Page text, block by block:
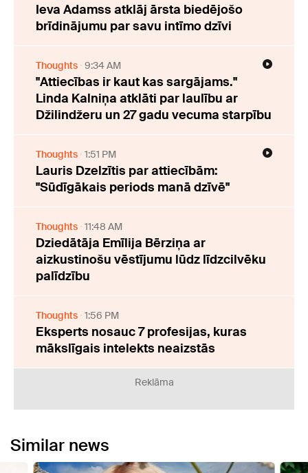
Ieva Adamss atklāj ārsta biedējošo
brīdinājumu par savu intīmo dzīvi
Thoughts 9:34 AM
"Attiecības ir kaut kas sargājams."
Linda Kalniņa atklāti par laulību ar
Džilindžeru un 27 gadu vecuma starpību
Thoughts 1:51 PM
Lauris Dzelzītis par attiecībām:
"Sūdīgākais periods manā dzīvē"
Thoughts 11:48 AM
Dziedātāja Emīlija Bērziņa ar
aizkustinošu vēstījumu lūdz līdzcilvēku
palīdzību
Thoughts 1:56 PM
Eksperts nosauc 7 profesijas, kuras
mākslīgais intelekts neaizstās
Reklāma
Similar news